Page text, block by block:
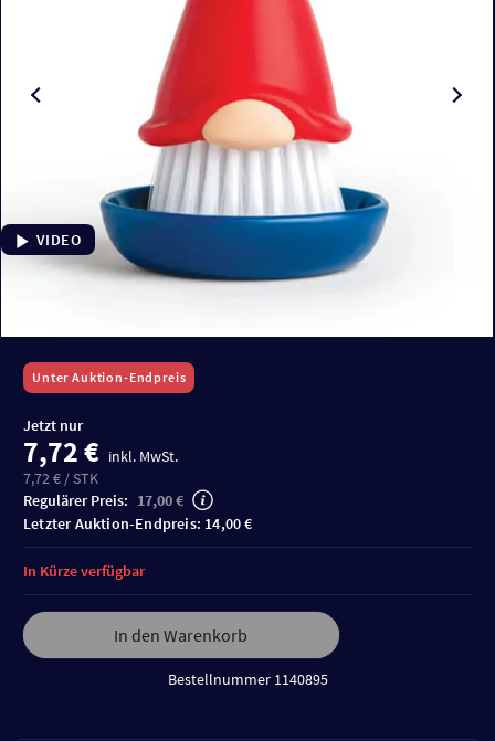
VIDEO
Unter Auktion-Endpreis
Jetzt nur
7,72 € inkl. MwSt.
7,72 € / STK
Regulärer Preis: 17,00 €
Letzter Auktion-Endpreis: 14,00 €
In den Warenkorb
Bestellnummer 1140895
In Kürze verfügbar